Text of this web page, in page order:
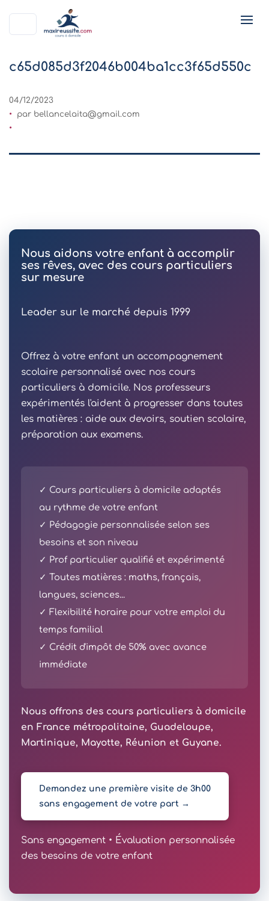
c65d085d3f2046b004ba1cc3f65d550c
04/12/2023
par bellancelaita@gmail.com
Nous aidons votre enfant à accomplir
ses rêves, avec des cours particuliers
sur mesure
Leader sur le marché depuis 1999
Offrez à votre enfant un accompagnement
scolaire personnalisé avec nos cours
particuliers à domicile. Nos professeurs
expérimentés l'aident à progresser dans toutes
les matières : aide aux devoirs, soutien scolaire,
préparation aux examens.
✓ Cours particuliers à domicile adaptés
au rythme de votre enfant
✓ Pédagogie personnalisée selon ses
besoins et son niveau
✓ Prof particulier qualifié et expérimenté
✓ Toutes matières : maths, français,
langues, sciences...
✓ Flexibilité horaire pour votre emploi du
temps familial
✓ Crédit d'impôt de 50% avec avance
immédiate
Nous offrons des cours particuliers à domicile
en France métropolitaine, Guadeloupe,
Martinique, Mayotte, Réunion et Guyane.
Demandez une première visite de 3h00
sans engagement de votre part →
Sans engagement • Évaluation personnalisée
des besoins de votre enfant